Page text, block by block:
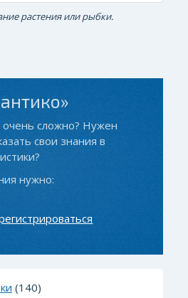
растения или рыбки.
очень сложно? Нужен
свои знания в
нужно:
(140)